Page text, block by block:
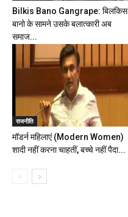
Bilkis Bano Gangrape: बिलकिस
बानो के सामने उसके बलात्कारी अब
समाज...
राजनीति
मॉडर्न महिलाएं (Modern Women)
शादी नहीं करना चाहतीं, बच्चे नहीं पैदा...